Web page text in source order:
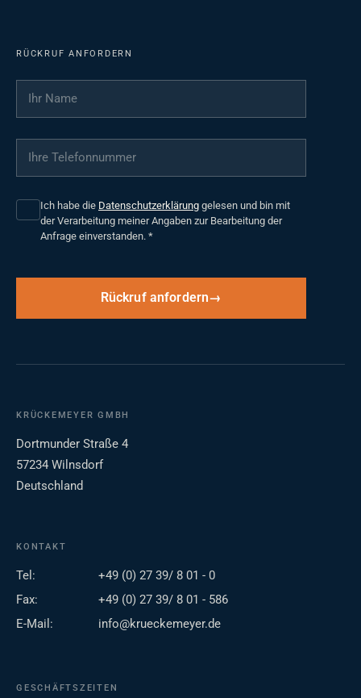
RÜCKRUF ANFORDERN
Ihr Name
Ihre Telefonnummer
Ich habe die Datenschutzerklärung gelesen und bin mit
der Verarbeitung meiner Angaben zur Bearbeitung der
Anfrage einverstanden. *
Rückruf anfordern
KRÜCKEMEYER GMBH
Dortmunder Straße 4
57234 Wilnsdorf
Deutschland
KONTAKT
Tel:
+49 (0) 27 39/ 8 01 - 0
Fax:
+49 (0) 27 39/ 8 01 - 586
E-Mail:
info@krueckemeyer.de
GESCHÄFTSZEITEN